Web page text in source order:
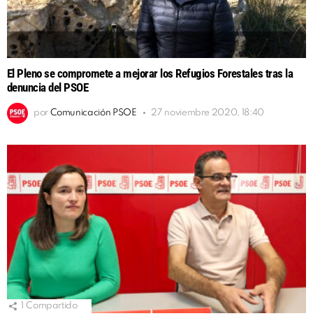
El Pleno se compromete a mejorar los Refugios Forestales tras la
denuncia del PSOE
por Comunicación PSOE 27 noviembre 2020, 18:40
Compartido